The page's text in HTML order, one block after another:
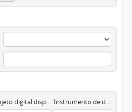
Objeto digital disponibles Instrumento de descripción